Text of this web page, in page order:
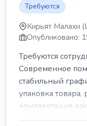
Требуются
Кирьят Малахи
Опубликовано:
Требуются
Современное
стабильный
упаковка товара,
комплектация